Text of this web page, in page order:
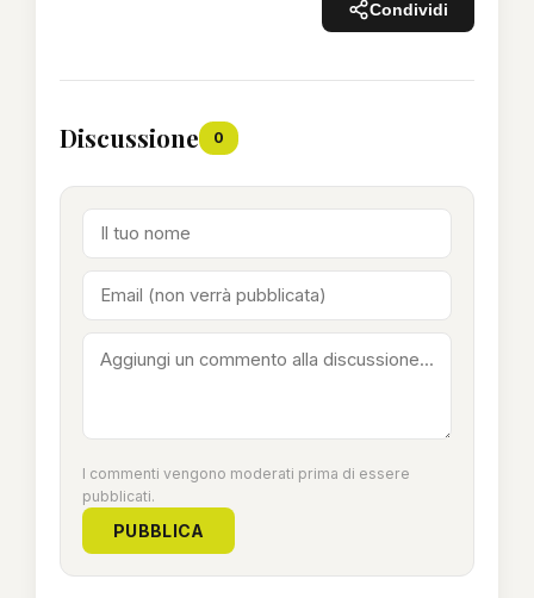
Condividi
Discussione 0
I commenti vengono moderati prima di essere
pubblicati.
PUBBLICA